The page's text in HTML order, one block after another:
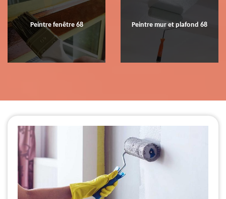
Peintre fenêtre 68 Peintre mur et plafond 68